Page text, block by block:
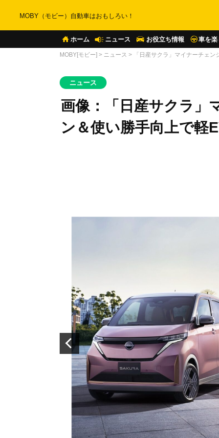
MOBY（モビー）自動車はおもしろい！
ホーム ニュース お役立ち情報 車を楽
MOBY[モビー] > ニュース > 「日産サクラ」マイナーチェ
ニュース
画像：「日産サクラ
ン＆使い勝手向上で軽